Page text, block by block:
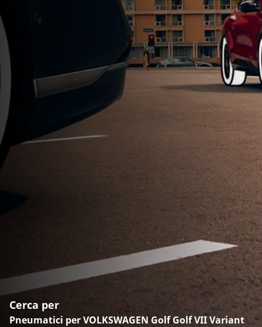
Cerca per
Pneumatici per VOLKSWAGEN Golf Golf VII Variant